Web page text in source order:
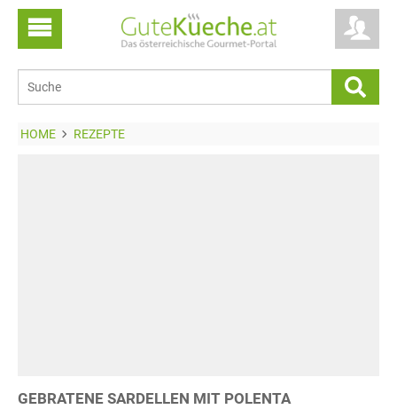
HOME REZEPTE
GEBRATENE SARDELLEN MIT POLENTA